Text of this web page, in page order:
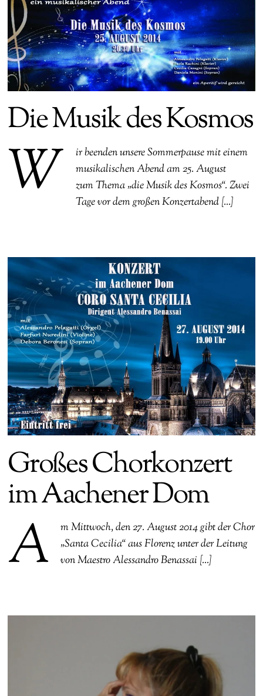
Die Musik des Kosmos
W
ir beenden unsere Sommerpause mit einem
musikalischen Abend am 25. August
zum Thema „die Musik des Kosmos“. Zwei
Tage vor dem großen Konzertabend […]
Großes Chorkonzert
im Aachener Dom
A
m Mittwoch, den 27. August 2014 gibt der Chor
„Santa Cecilia“ aus Florenz unter der Leitung
von Maestro Alessandro Benassai […]